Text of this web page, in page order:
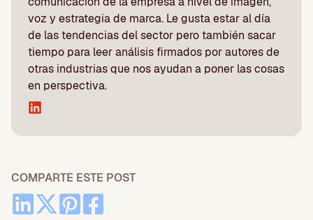
voz y estrategia de marca. Le gusta estar al día
de las tendencias del sector pero también sacar
tiempo para leer análisis firmados por autores de
otras industrias que nos ayudan a poner las cosas
en perspectiva.
COMPARTE ESTE POST